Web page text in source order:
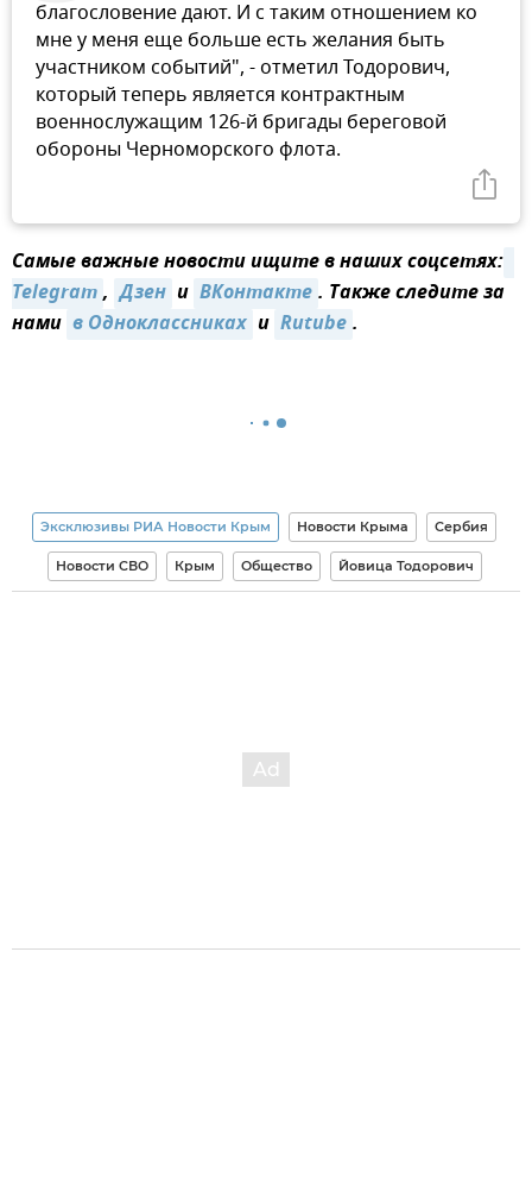
благословение дают. И с таким отношением ко
мне у меня еще больше есть желания быть
участником событий", - отметил Тодорович,
который теперь является контрактным
военнослужащим 126-й бригады береговой
обороны Черноморского флота.
Самые важные новости ищите в наших соцсетях:
Telegram, Дзен и ВКонтакте. Также следите за
нами в Одноклассниках и Rutube.
Эксклюзивы РИА Новости Крым Новости Крыма Сербия
Новости СВО Крым Общество Йовица Тодорович